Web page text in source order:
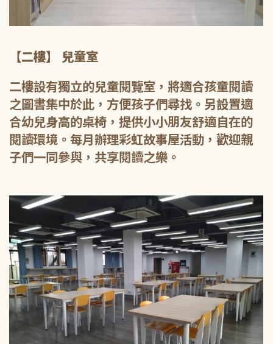
【二樓】 兒童室
二樓設有獨立的兒童閱覽室，將適合孩童閱讀
之圖書集中於此，方便孩子們尋找。另設置適
合幼兒身高的桌椅，提供小小朋友舒適自在的
閱讀環境。每月辦理彩虹故事屋活動，歡迎親
子們一同參與，共享閱讀之樂。